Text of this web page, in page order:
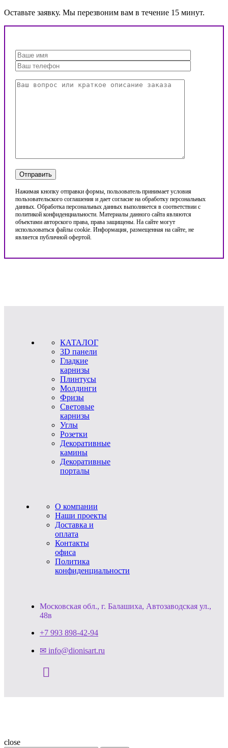
Оставьте заявку. Мы перезвоним вам в течение 15 минут.
Нажимая кнопку отправки формы, пользователь принимает условия
пользовательского соглашения и дает согласие на обработку персональных
данных. Обработка персональных данных выполняется в соответствии с
политикой конфиденциальности. Материалы данного сайта являются
объектами авторского права, права защищены. На сайте могут
использоваться файлы cookie. Информация, размещенная на сайте, не
является публичной офертой.
КАТАЛОГ
3D панели
Гладкие
карнизы
Плинтусы
Молдинги
Фризы
Световые
карнизы
Углы
Розетки
Декоративные
камины
Декоративные
порталы
О компании
Наши проекты
Доставка и
оплата
Контакты
офиса
Политика
конфиденциальности
Московская обл., г. Балашиха, Автозаводская ул.,
48в
+7 993 898-42-94
✉ info@dionisart.ru
close